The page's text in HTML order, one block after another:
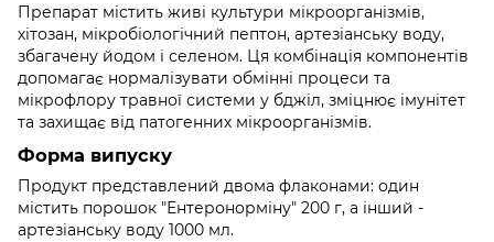
Препарат містить живі культури мікроорганізмів,
хітозан, мікробіологічний пептон, артезіанську воду,
збагачену йодом і селеном. Ця комбінація компонентів
допомагає нормалізувати обмінні процеси та
мікрофлору травної системи у бджіл, зміцнює імунітет
та захищає від патогенних мікроорганізмів.
Форма випуску
Продукт представлений двома флаконами: один
містить порошок "Ентеронорміну" 200 г, а інший -
артезіанську воду 1000 мл.